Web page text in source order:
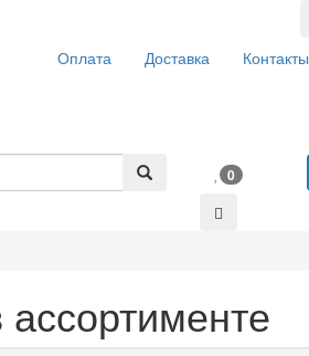
Оплата Доставка Контакты
0